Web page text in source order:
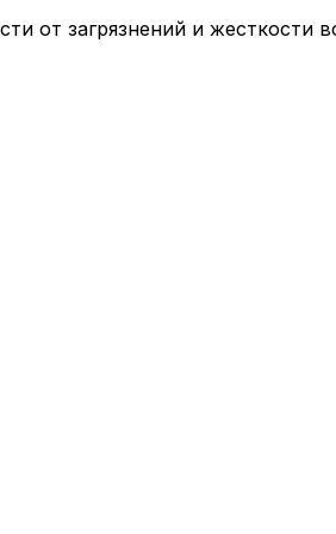
от загрязнений и жесткости